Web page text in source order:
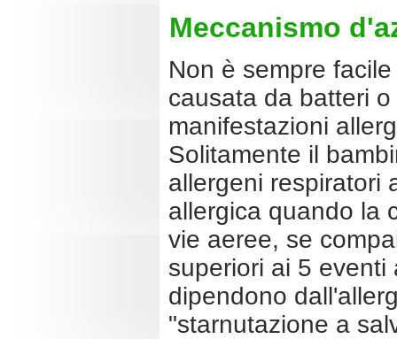
Meccanismo
Non è sempre
causata da batteri
manifestazioni
Solitamente il
allergeni respiratori
allergica quando la
vie aeree, se
superiori ai 5 eventi
dipendono
"starnutazione a